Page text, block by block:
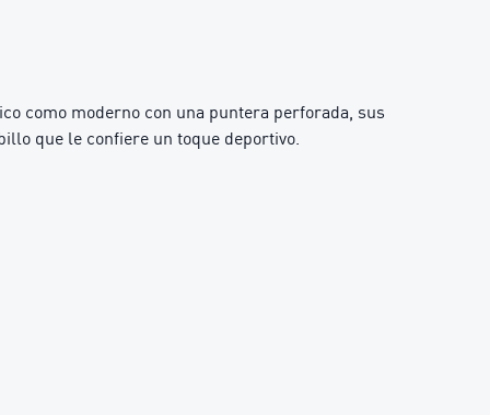
como moderno con una puntera perforada, sus
que le confiere un toque deportivo.